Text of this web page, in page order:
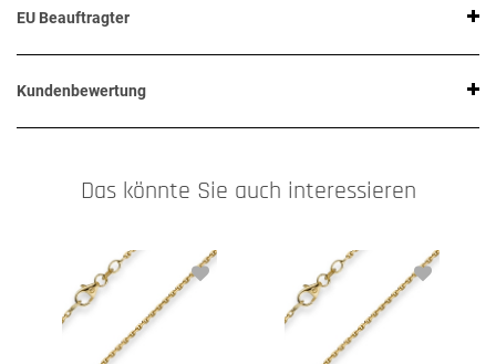
EU Beauftragter
Kundenbewertung
Das könnte Sie auch interessieren